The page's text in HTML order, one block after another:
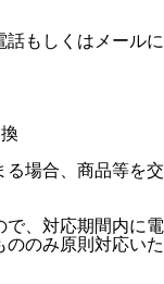
もしくはメール
場合、商品等を交
で、対応期間内に
のみ原則対応いた